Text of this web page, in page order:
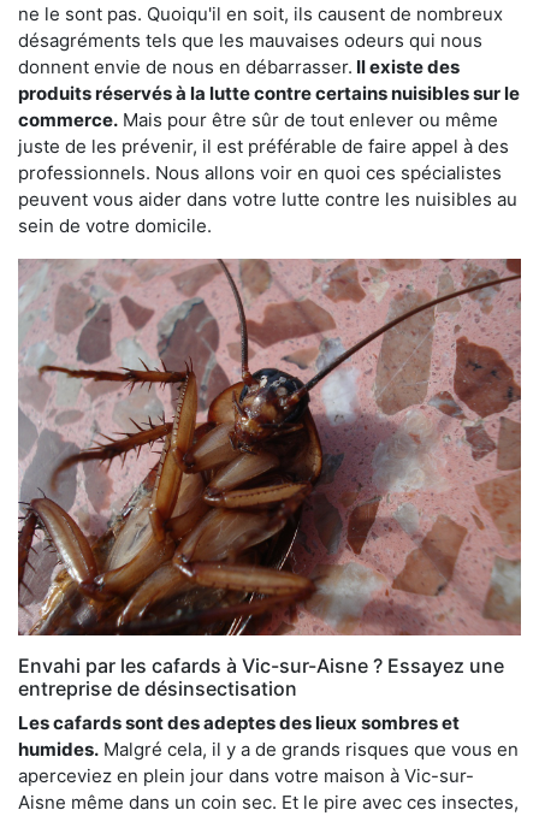
ne le sont pas. Quoiqu'il en soit, ils causent de nombreux
désagréments tels que les mauvaises odeurs qui nous
donnent envie de nous en débarrasser. Il existe des
produits réservés à la lutte contre certains nuisibles sur le
commerce. Mais pour être sûr de tout enlever ou même
juste de les prévenir, il est préférable de faire appel à des
professionnels. Nous allons voir en quoi ces spécialistes
peuvent vous aider dans votre lutte contre les nuisibles au
sein de votre domicile.
Envahi par les cafards à Vic-sur-Aisne ? Essayez une
entreprise de désinsectisation
Les cafards sont des adeptes des lieux sombres et
humides. Malgré cela, il y a de grands risques que vous en
aperceviez en plein jour dans votre maison à Vic-sur-
Aisne même dans un coin sec. Et le pire avec ces insectes,